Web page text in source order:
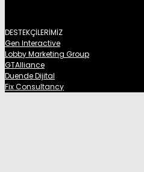
DESTEKÇİLERİMİZ
Gen Interactive
Lobby Marketing Group
GTAlliance
Duende Dijital
Fix Consultancy